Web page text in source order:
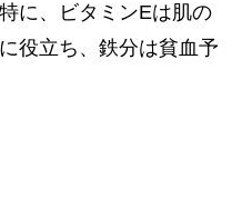
に、ビタミンEは肌の
役立ち、鉄分は貧血予